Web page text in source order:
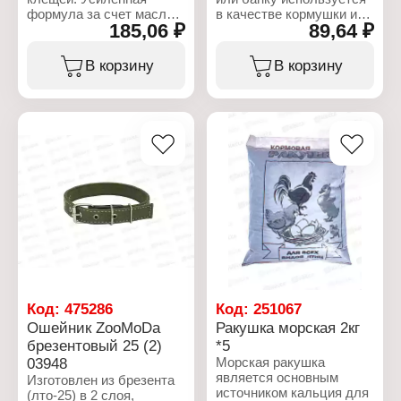
формула за счет масла
лаванды - природного
репеллента. Входящие в
состав эфирные масла
оказывают не только
раздражения и зуда.
Подходит склонным к
выздоравливающим и
беременным животным.
Ошейник для кошек и
мелких собак Чистотел
котятам и щенкам с 4-
недельного возраста для
защиты от эктопаразитов
(блохи, вши, власоеды,
комары, мухи, слепни,
иксодовые клещи).
185,06 ₽
В корзину
в качестве кормушки или
устанавливать банку
для корма или
пластиковую бутылку
Производитель:
Капитал-ПРОК
Тип товара: Кормушка
Назначение:
универсальная
Вариация: поилка
89,64 ₽
В корзину
Код: 475286
Ошейник ZooMoDa
брезентовый 25 (2)
03948
Изготовлен из брезента
(лто-25) в 2 слоя,
Код:251067
Ракушка морская 2кг
*5
Морская ракушка
является основным
источником кальция для